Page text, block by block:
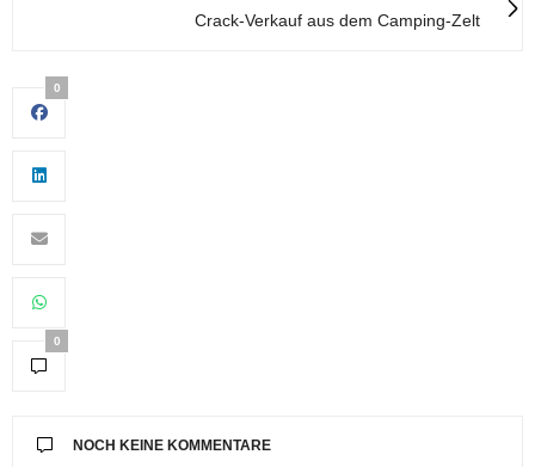
Crack-Verkauf aus dem Camping-Zelt
0
0
NOCH KEINE KOMMENTARE